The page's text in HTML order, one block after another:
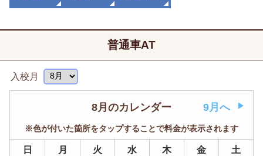
普通車AT
入校月
8月のカレンダー 9月へ
※色が付いた箇所をタップすることで料金が表示されます
日 月 火 水 木 金
土